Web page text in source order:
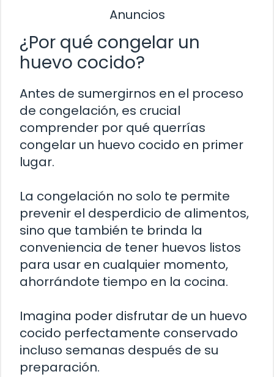
Anuncios
¿Por qué congelar un
huevo cocido?
Antes de sumergirnos en el proceso
de congelación, es crucial
comprender por qué querrías
congelar un huevo cocido en primer
lugar.
La congelación no solo te permite
prevenir el desperdicio de alimentos,
sino que también te brinda la
conveniencia de tener huevos listos
para usar en cualquier momento,
ahorrándote tiempo en la cocina.
Imagina poder disfrutar de un huevo
cocido perfectamente conservado
incluso semanas después de su
preparación.